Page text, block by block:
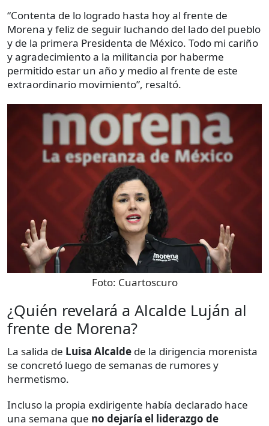
“Contenta de lo logrado hasta hoy al frente de
Morena y feliz de seguir luchando del lado del pueblo
y de la primera Presidenta de México. Todo mi cariño
y agradecimiento a la militancia por haberme
permitido estar un año y medio al frente de este
extraordinario movimiento”, resaltó.
Foto: Cuartoscuro
¿Quién revelará a Alcalde Luján al
frente de Morena?
La salida de Luisa Alcalde de la dirigencia morenista
se concretó luego de semanas de rumores y
hermetismo.
Incluso la propia exdirigente había declarado hace
una semana que no dejaría el liderazgo de